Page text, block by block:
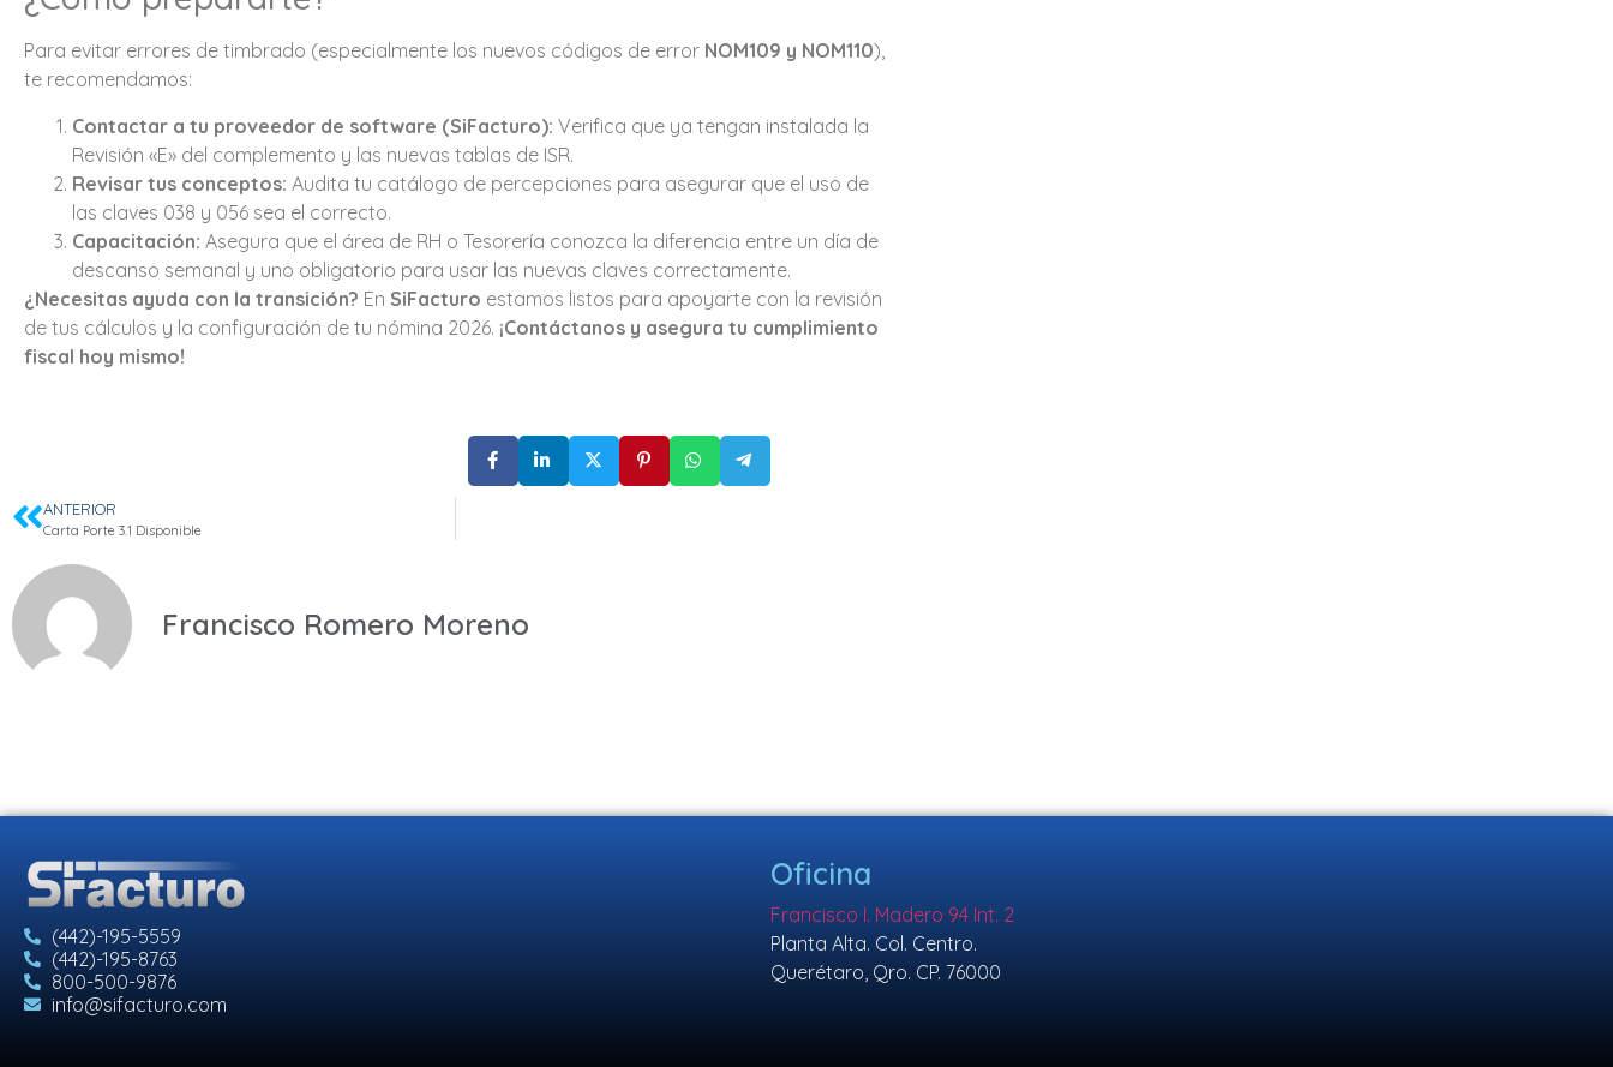
Para evitar errores de timbrado (especialmente los nuevos códigos de error NOM109 y NOM110),
te recomendamos:
Contactar a tu proveedor de software (SiFacturo): Verifica que ya tengan instalada la
Revisión «E» del complemento y las nuevas tablas de ISR.
Revisar tus conceptos: Audita tu catálogo de percepciones para asegurar que el uso de
las claves 038 y 056 sea el correcto.
Capacitación: Asegura que el área de RH o Tesorería conozca la diferencia entre un día de
descanso semanal y uno obligatorio para usar las nuevas claves correctamente.
¿Necesitas ayuda con la transición? En SiFacturo estamos listos para apoyarte con la revisión
de tus cálculos y la configuración de tu nómina 2026. ¡Contáctanos y asegura tu cumplimiento
fiscal hoy mismo!
ANTERIOR
Carta Porte 3.1 Disponible
Francisco Romero Moreno
(442)-195-5559
(442)-195-8763
800-500-9876
info@sifacturo.com
Oficina
Francisco I. Madero 94 Int. 2
Planta Alta. Col. Centro.
Querétaro, Qro. CP. 76000